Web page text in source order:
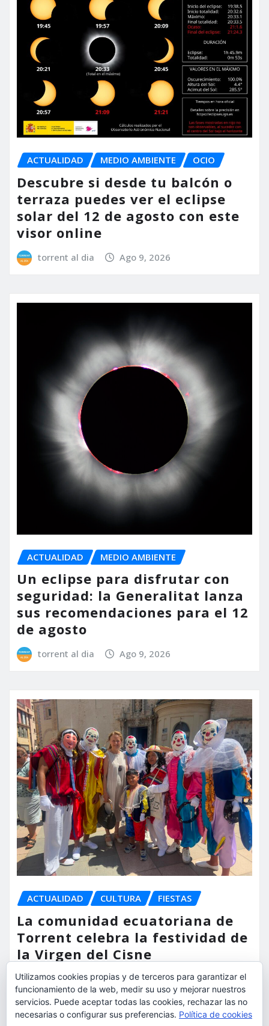
ACTUALIDAD MEDIO AMBIENTE OCIO
Descubre si desde tu balcón o
terraza puedes ver el eclipse
solar del 12 de agosto con este
visor online
torrent al dia Ago 9, 2026
ACTUALIDAD MEDIO AMBIENTE
Un eclipse para disfrutar con
seguridad: la Generalitat lanza
sus recomendaciones para el 12
de agosto
torrent al dia Ago 9, 2026
ACTUALIDAD CULTURA FIESTAS
La comunidad ecuatoriana de
Torrent celebra la festividad de
la Virgen del Cisne
torrent al dia Ago 9, 2026
Utilizamos cookies propias y de terceros para garantizar el
funcionamiento de la web, medir su uso y mejorar nuestros
servicios. Puede aceptar todas las cookies, rechazar las no
necesarias o configurar sus preferencias. Política de cookies